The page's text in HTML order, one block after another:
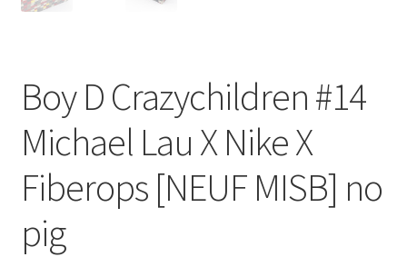
Boy D Crazychildren #14
Michael Lau X Nike X
Fiberops [NEUF MISB] no
pig